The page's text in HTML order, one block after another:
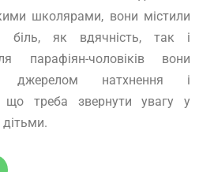
школярами, вони містили
як вдячність, так і
парафіян-чоловіків вони
джерелом натхнення і
що треба звернути увагу у
дітьми.